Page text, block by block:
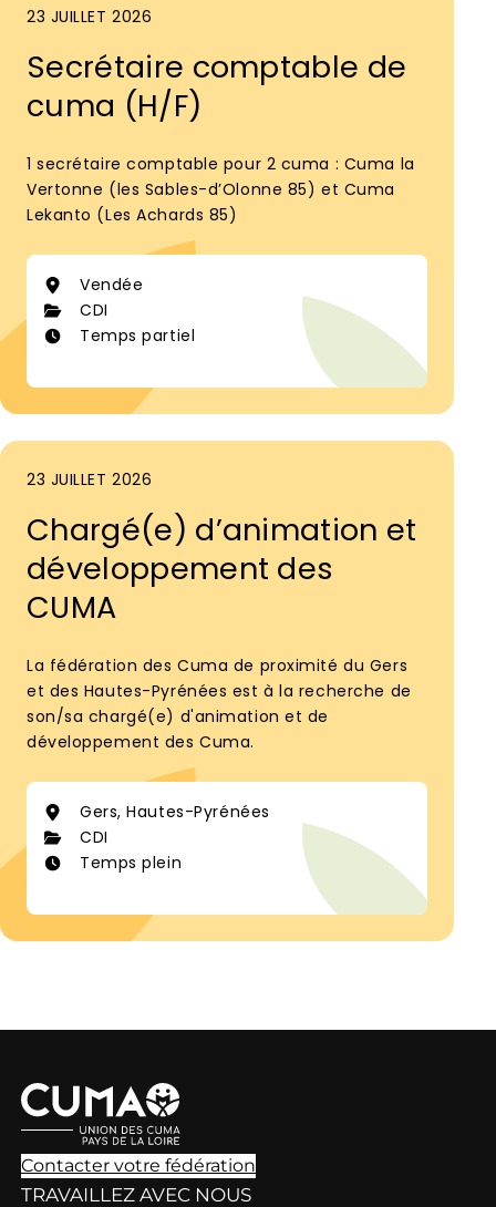
23 JUILLET 2026
Secrétaire comptable de
cuma (H/F)
1 secrétaire comptable pour 2 cuma : Cuma la
Vertonne (les Sables-d’Olonne 85) et Cuma
Lekanto (Les Achards 85)
Vendée
CDI
Temps partiel
23 JUILLET 2026
Chargé(e) d’animation et
développement des
CUMA
La fédération des Cuma de proximité du Gers
et des Hautes-Pyrénées est à la recherche de
son/sa chargé(e) d'animation et de
développement des Cuma.
Gers, Hautes-Pyrénées
CDI
Temps plein
Contacter votre fédération
TRAVAILLEZ AVEC NOUS